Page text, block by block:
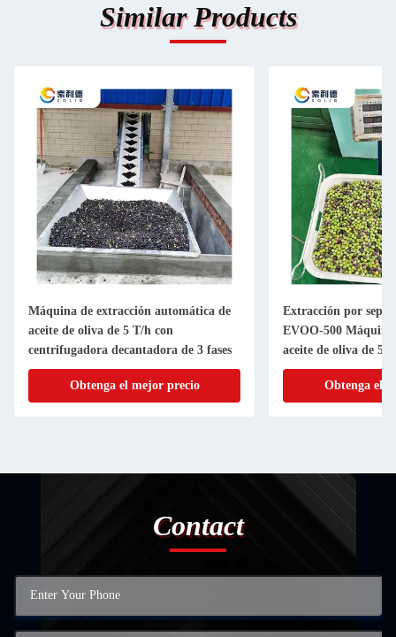
Similar Products
Máquina de extracción automática de
aceite de oliva de 5 T/h con
centrifugadora decantadora de 3 fases
Obtenga el mejor precio
Extracción por
EVOO-500
aceite de oliva de
aceite
Obtenga el
Contact